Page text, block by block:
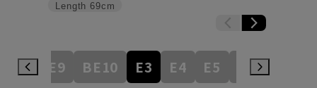
Length 69cm
BE9 BE10 E3 E4 E5 E6